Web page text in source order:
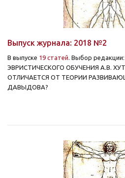
Выпуск журнала: 2018 №2
В выпуске 19 статей. Выбор
ЭВРИСТИЧЕСКОГО ОБУЧЕНИЯ А.В.
ОТЛИЧАЕТСЯ ОТ ТЕОРИИ
ДАВЫДОВА?